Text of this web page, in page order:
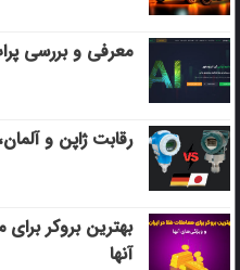
معرفی و بررسی پراپ
رقابت ژاپن و
بهترین بروکر
آنها